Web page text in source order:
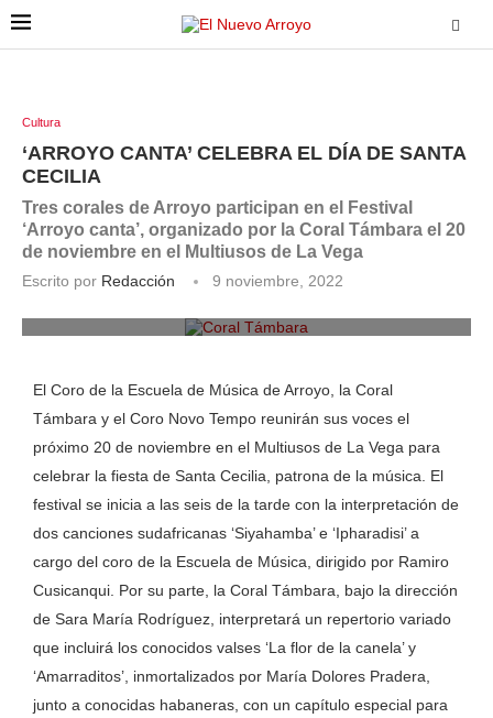
Cultura
‘ARROYO CANTA’ CELEBRA EL DÍA DE SANTA
CECILIA
Tres corales de Arroyo participan en el Festival
‘Arroyo canta’, organizado por la Coral Támbara el 20
de noviembre en el Multiusos de La Vega
Escrito por Redacción 9 noviembre, 2022
La Coral Támbara en una de sus actuaciones musicales.
El Coro de la Escuela de Música de Arroyo, la Coral
Támbara y el Coro Novo Tempo reunirán sus voces el
próximo 20 de noviembre en el Multiusos de La Vega para
celebrar la fiesta de Santa Cecilia, patrona de la música. El
festival se inicia a las seis de la tarde con la interpretación de
dos canciones sudafricanas ‘Siyahamba’ e ‘Ipharadisi’ a
cargo del coro de la Escuela de Música, dirigido por Ramiro
Cusicanqui. Por su parte, la Coral Támbara, bajo la dirección
de Sara María Rodríguez, interpretará un repertorio variado
que incluirá los conocidos valses ‘La flor de la canela’ y
‘Amarraditos’, inmortalizados por María Dolores Pradera,
junto a conocidas habaneras, con un capítulo especial para